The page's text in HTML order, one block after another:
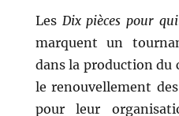
Les Dix pièces pour
marquent un
dans la production
le renouvellement
pour leur